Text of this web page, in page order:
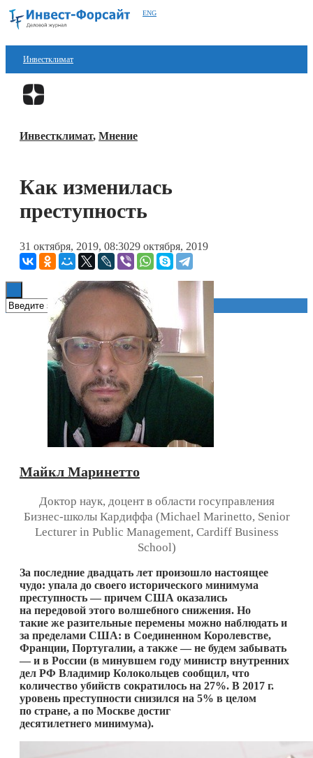
ENG
Инвестклимат
Финансы
Блокчейн
Книги
Инвестклимат, Мнение
Как изменилась
преступность
31 октября, 2019, 08:3029 октября, 2019
Майкл Маринетто
Доктор наук, доцент в области госуправления
Бизнес-школы Кардиффа (Michael Marinetto, Senior
Lecturer in Public Management, Cardiff Business
School)
За последние двадцать лет произошло настоящее
чудо: упала до своего исторического минимума
преступность — причем США оказались
на передовой этого волшебного снижения. Но
такие же разительные перемены можно наблюдать и
за пределами США: в Соединенном Королевстве,
Франции, Португалии, а также — не будем забывать
— и в России (в минувшем году министр внутренних
дел РФ Владимир Колокольцев сообщил, что
количество убийств сократилось на 27%. В 2017 г.
уровень преступности снизился на 5% в целом
по стране, а по Москве достиг
десятилетнего минимума).